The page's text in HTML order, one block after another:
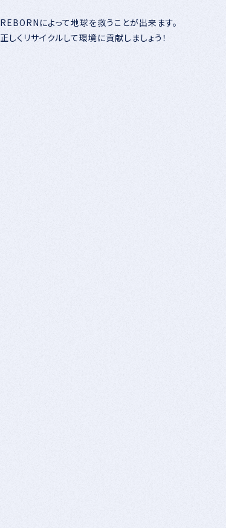
REBORNによって地球を救うことが出来ます。
正しくリサイクルして環境に貢献しましょう！